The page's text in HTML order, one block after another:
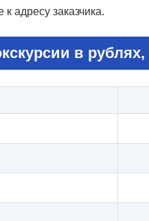
адресу заказчика.
в